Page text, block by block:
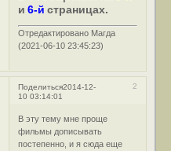
и 6-й страницах.
Отредактировано Магда
(2021-06-10 23:45:23)
Поделиться 2
2014-12-
10 03:14:01
В эту тему мне проще
фильмы дописывать
постепенно, и я сюда еще